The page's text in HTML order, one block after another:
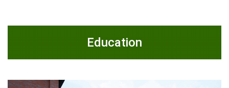
Education